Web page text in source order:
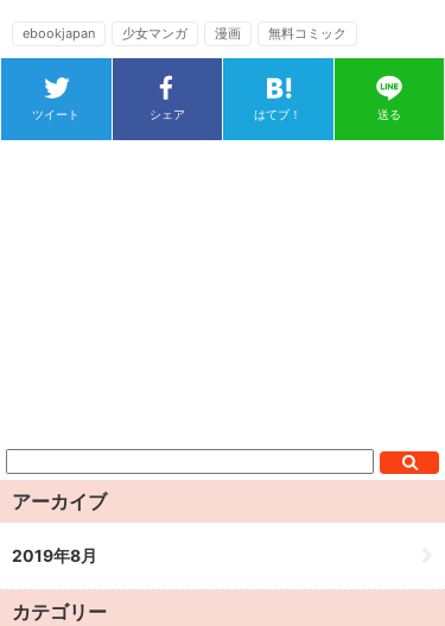
ebookjapan 少女マンガ 漫画 無料コミック
ツイート シェア はてブ！ 送る
アーカイブ
2019年8月
カテゴリー